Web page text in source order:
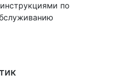
по